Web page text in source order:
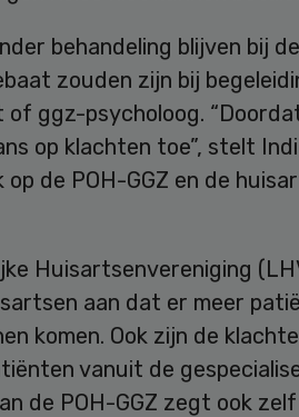
behandeling blijven bij
zouden zijn bij
of ggz-psycholoog.
op klachten toe”, stelt
de POH-GGZ en de
Huisartsenvereniging
aan dat er meer
komen. Ook zijn de
vanuit de
de POH-GGZ zegt ook zelf